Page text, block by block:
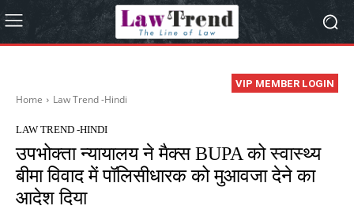
VIP MEMBER LOGIN
Home Law Trend -Hindi
LAW TREND -HINDI
उपभोक्ता न्यायालय ने मैक्स BUPA को स्वास्थ्य
बीमा विवाद में पॉलिसीधारक को मुआवजा देने का
आदेश दिया